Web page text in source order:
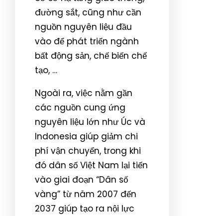
đường sắt, cũng như cần
nguồn nguyên liệu đầu
vào để phát triển ngành
bất động sản, chế biến chế
tạo, …
Ngoài ra, việc nằm gần
các nguồn cung ứng
nguyên liệu lớn như Úc và
Indonesia giúp giảm chi
phí vận chuyển, trong khi
đó dân số Việt Nam lại tiến
vào giai đoạn “Dân số
vàng” từ năm 2007 đến
2037 giúp tạo ra nội lực